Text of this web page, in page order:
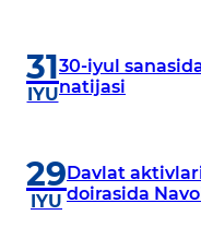
31
IYU
30-iyul
natijasi
29
IYU
Davlat
doirasida